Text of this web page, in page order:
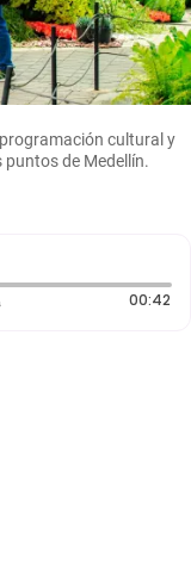
cultural y
de Medellín.
00:42